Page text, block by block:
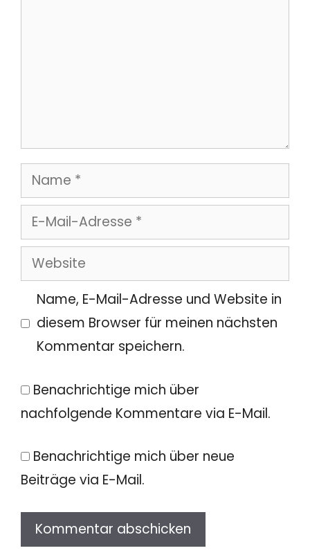
Name
E-
Mail-
Adresse
Website
Name, E-Mail-Adresse und Website in
diesem Browser für meinen nächsten
Kommentar speichern.
Benachrichtige mich über
nachfolgende Kommentare via E-Mail.
Benachrichtige mich über neue
Beiträge via E-Mail.